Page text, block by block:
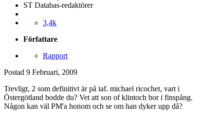
ST Databas-redaktörer
3,4k
Författare
Rapport
Postad 9 Februari, 2009
Trevligt, 2 som definitivt är på iaf. michael ricochet, vart i
Östergötland bodde du? Vet att son of klintoch bor i finspång.
Någon kan väl PM'a honom och se om han dyker upp då?